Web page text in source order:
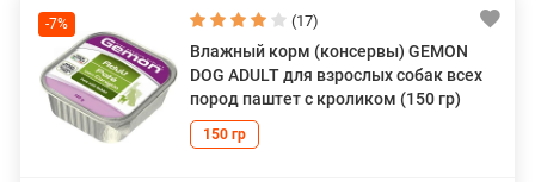
-7% (17)
Влажный корм (консервы) GEMON
DOG ADULT для взрослых собак всех
пород паштет с кроликом (150 гр)
150 гр